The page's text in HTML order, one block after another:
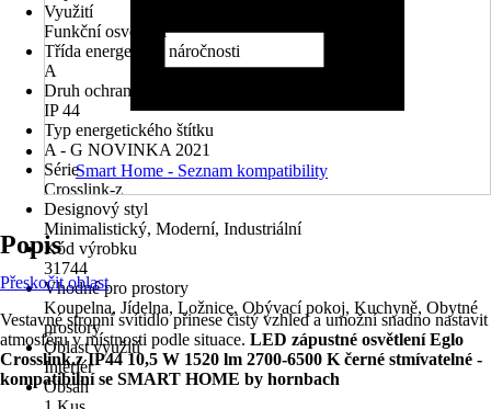
Využití
Funkční osvětlení
Třída energetické náročnosti
A
Druh ochrany
IP 44
Typ energetického štítku
A - G NOVINKA 2021
Série
Crosslink-z
Designový styl
Minimalistický, Moderní, Industriální
Kód výrobku
31744
Vhodné pro prostory
Koupelna, Jídelna, Ložnice, Obývací pokoj, Kuchyně, Obytné
prostory
Oblast využití
Interiér
Obsah
Smart Home - Seznam kompatibility
Popis
Přeskočit oblast
Vestavné stropní svítidlo přinese čistý vzhled a umožní snadno nastavit
atmosféru v místnosti podle situace. LED zápustné osvětlení Eglo
Crosslink.z IP44 10,5 W 1520 lm 2700-6500 K černé stmívatelné -
kompatibilní se SMART HOME by hornbach